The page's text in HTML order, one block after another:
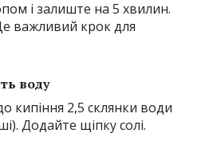
і залиште на 5 хвилин.
важливий крок для
воду
кипіння 2,5 склянки води
Додайте щіпку солі.